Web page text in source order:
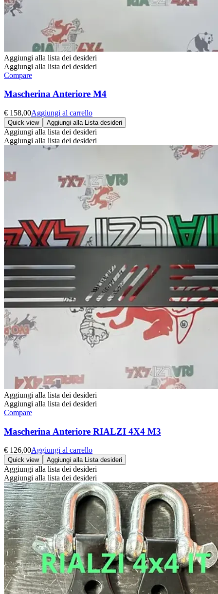
Aggiungi alla lista dei desideri
Aggiungi alla lista dei desideri
Compare
Mascherina Anteriore M4
€ 158,00Aggiungi al carrello
Quick view Aggiungi alla Lista desideri
Aggiungi alla lista dei desideri
Aggiungi alla lista dei desideri
Aggiungi alla lista dei desideri
Aggiungi alla lista dei desideri
Compare
Mascherina Anteriore RIALZI 4X4 M3
€ 126,00Aggiungi al carrello
Quick view Aggiungi alla Lista desideri
Aggiungi alla lista dei desideri
Aggiungi alla lista dei desideri